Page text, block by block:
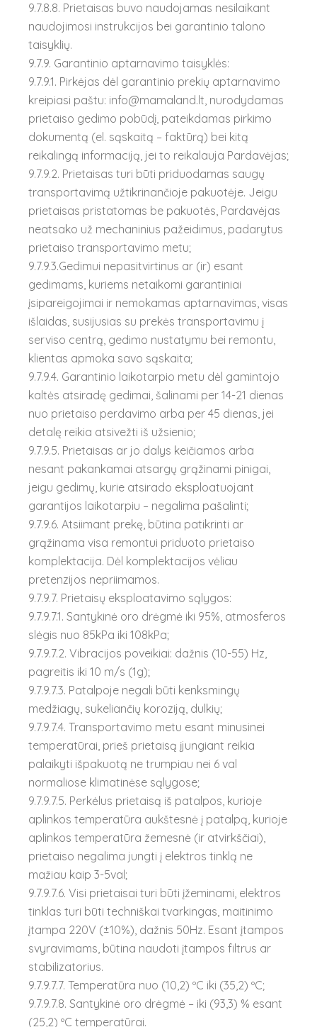
9.7.8.8. Prietaisas buvo naudojamas nesilaikant
naudojimosi instrukcijos bei garantinio talono
taisyklių.
9.7.9. Garantinio aptarnavimo taisyklės:
9.7.9.1. Pirkėjas dėl garantinio prekių aptarnavimo
kreipiasi paštu: info@mamaland.lt, nurodydamas
prietaiso gedimo pobūdį, pateikdamas pirkimo
dokumentą (el. sąskaitą – faktūrą) bei kitą
reikalingą informaciją, jei to reikalauja Pardavėjas;
9.7.9.2. Prietaisas turi būti priduodamas saugų
transportavimą užtikrinančioje pakuotėje. Jeigu
prietaisas pristatomas be pakuotės, Pardavėjas
neatsako už mechaninius pažeidimus, padarytus
prietaiso transportavimo metu;
9.7.9.3.Gedimui nepasitvirtinus ar (ir) esant
gedimams, kuriems netaikomi garantiniai
įsipareigojimai ir nemokamas aptarnavimas, visas
išlaidas, susijusias su prekės transportavimu į
serviso centrą, gedimo nustatymu bei remontu,
klientas apmoka savo sąskaita;
9.7.9.4. Garantinio laikotarpio metu dėl gamintojo
kaltės atsiradę gedimai, šalinami per 14-21 dienas
nuo prietaiso perdavimo arba per 45 dienas, jei
detalę reikia atsivežti iš užsienio;
9.7.9.5. Prietaisas ar jo dalys keičiamos arba
nesant pakankamai atsargų grąžinami pinigai,
jeigu gedimų, kurie atsirado eksploatuojant
garantijos laikotarpiu – negalima pašalinti;
9.7.9.6. Atsiimant prekę, būtina patikrinti ar
grąžinama visa remontui priduoto prietaiso
komplektacija. Dėl komplektacijos vėliau
pretenzijos nepriimamos.
9.7.9.7. Prietaisų eksploatavimo sąlygos:
9.7.9.7.1. Santykinė oro drėgmė iki 95%, atmosferos
slėgis nuo 85kPa iki 108kPa;
9.7.9.7.2. Vibracijos poveikiai: dažnis (10-55) Hz,
pagreitis iki 10 m/s (1g);
9.7.9.7.3. Patalpoje negali būti kenksmingų
medžiagų, sukeliančių koroziją, dulkių;
9.7.9.7.4. Transportavimo metu esant minusinei
temperatūrai, prieš prietaisą įjungiant reikia
palaikyti išpakuotą ne trumpiau nei 6 val
normaliose klimatinėse sąlygose;
9.7.9.7.5. Perkėlus prietaisą iš patalpos, kurioje
aplinkos temperatūra aukštesnė į patalpą, kurioje
aplinkos temperatūra žemesnė (ir atvirkščiai),
prietaiso negalima jungti į elektros tinklą ne
mažiau kaip 3-5val;
9.7.9.7.6. Visi prietaisai turi būti įžeminami, elektros
tinklas turi būti techniškai tvarkingas, maitinimo
įtampa 220V (±10%), dažnis 50Hz. Esant įtampos
svyravimams, būtina naudoti įtampos filtrus ar
stabilizatorius.
9.7.9.7.7. Temperatūra nuo (10,2) ºC iki (35,2) ºC;
9.7.9.7.8. Santykinė oro drėgmė – iki (93,3) % esant
(25,2) ºC temperatūrai.